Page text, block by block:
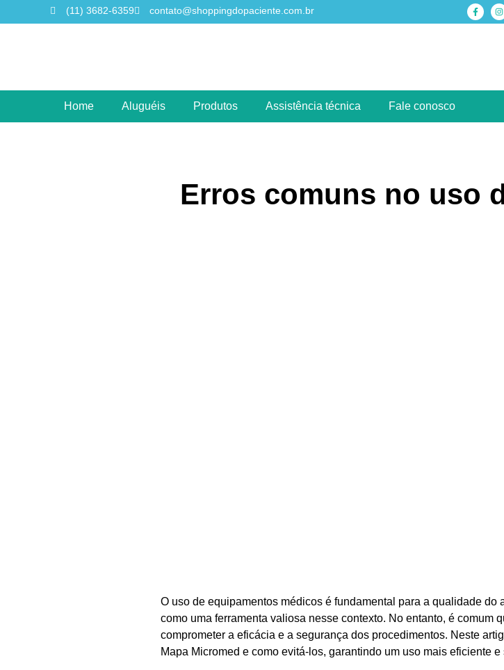
(11) 3682-6359 contato@shoppingdopaciente.com.br
Home Aluguéis Produtos Assistência técnica Fale conosco
Erros comuns no uso
O uso de equipamentos médicos é fundamental para a qualidade
como uma ferramenta valiosa nesse contexto. No entanto, é comum
comprometer a eficácia e a segurança dos procedimentos. Neste
Mapa Micromed e como evitá-los, garantindo um uso mais eficiente